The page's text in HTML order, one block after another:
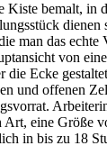
Kiste bemalt, in
man das echte
von
Ecke
und offenen
eine Größe
in bis zu 18